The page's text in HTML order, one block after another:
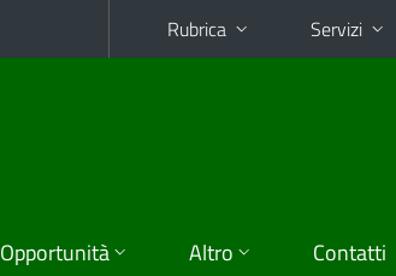
Rubrica Servizi
Opportunità Altro Contatti